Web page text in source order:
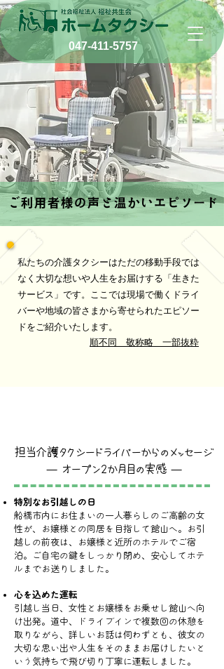
047-411-5757
ご利用者様の声と温かいエピソード
ご利用者様の声と温かいエピソード
私たちの介護タクシーはただの移動手段では
なく大切な想いや人生をお届けする「生きた
サービス」です。ここでは現場で働くドライ
バーや地域の皆さまから寄せられたエピソー
ドをご紹介いたします。
順不同 敬称略 一部抜粋
担当介護タクシードライバーからのメッセージ
― オープン2か月目の実感 ―
特別なお引越しの日
船橋市内にお住まいの一人暮らしのご高齢の女
性が、お嬢様との同居を目指して館山へ。お引
越しの前夜は、お嬢様と近所のホテルでご宿
泊。ご自宅の鍵をしっかり閉め、安心してホテ
ルまでお送りしました。
心を込めた運転
引越し当日、女性とお嬢様をお乗せし館山へ向
け出発。道中、ドライブインで複数回の休憩を
取りながら、詳しいお話は伺わずとも、彼女の
大切な思い出や人生をそのままお届けしたいと
いう気持ちで飛び切り丁寧に運転しました。